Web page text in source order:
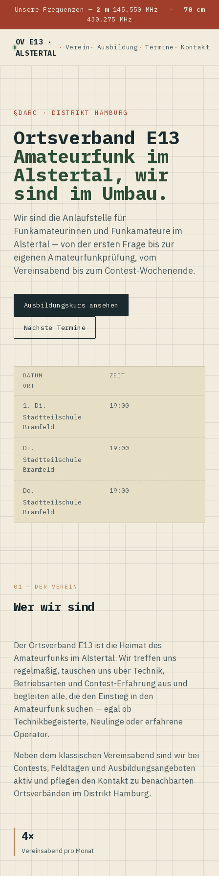
Unsere Frequenzen — 2 m145.550 MHz ·
70 cm
430.275 MHz
OV E13 ·
ALSTERTAL
Verein Ausbildung Termine Kontakt
DARC · DISTRIKT HAMBURG
Ortsverband E13
Amateurfunk im
Alstertal, wir
sind im Umbau.
Wir sind die Anlaufstelle für
Funkamateurinnen und Funkamateure im
Alstertal — von der ersten Frage bis zur
eigenen Amateurfunkprüfung, vom
Vereinsabend bis zum Contest-Wochenende.
Ausbildungskurs ansehen
Nächste Termine
DATUM
ZEIT
ORT
1. Di.
19:00
Stadtteilschule
Bramfeld
Di.
19:00
Stadtteilschule
Bramfeld
Do.
19:00
Stadtteilschule
Bramfeld
01 — DER VEREIN
Wer wir sind
Der Ortsverband E13 ist die Heimat des
Amateurfunks im Alstertal. Wir treffen uns
regelmäßig, tauschen uns über Technik,
Betriebsarten und Contest-Erfahrung aus und
begleiten alle, die den Einstieg in den
Amateurfunk suchen — egal ob
Technikbegeisterte, Neulinge oder erfahrene
Operator.
Neben dem klassischen Vereinsabend sind wir bei
Contests, Feldtagen und Ausbildungsangeboten
aktiv und pflegen den Kontakt zu benachbarten
Ortsverbänden im Distrikt Hamburg.
4×
Vereinsabend pro Monat